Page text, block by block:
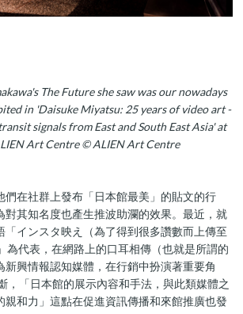
The Future she saw was our nowadays
in 'Daisuke Miyatsu: 25 years of video art -
signals from East and South East Asia' at
Art Centre © ALIEN Art Centre
們在社群上發布「日本館最美」的貼文的行
對其知名度也產生推波助瀾的效果。最近，就
「インスタ映え（為了得到很多讚數而上傳至
為代表，在網路上的口耳相傳（也就是所謂的
新興情報認知媒體，在行銷中扮演著重要角
，「日本館的展示內容和手法，與此類媒體之
親和力」這點在促進資訊傳播和來館推廣也發